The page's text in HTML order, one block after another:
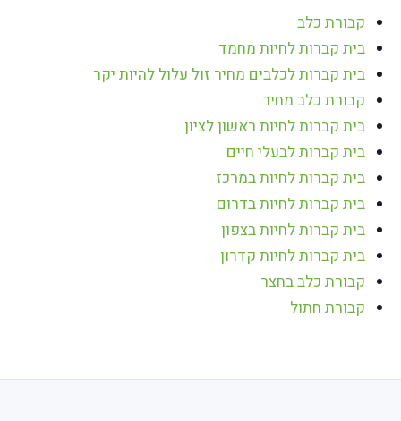
קבורת כלב
בית קברות לחיות מחמד
בית קברות לכלבים מחיר זול עלול להיות יקר
קבורת כלב מחיר
בית קברות לחיות ראשון לציון
בית קברות לבעלי חיים
בית קברות לחיות במרכז
בית קברות לחיות בדרום
בית קברות לחיות בצפון
בית קברות לחיות קדרון
קבורת כלב בחצר
קבורת חתול